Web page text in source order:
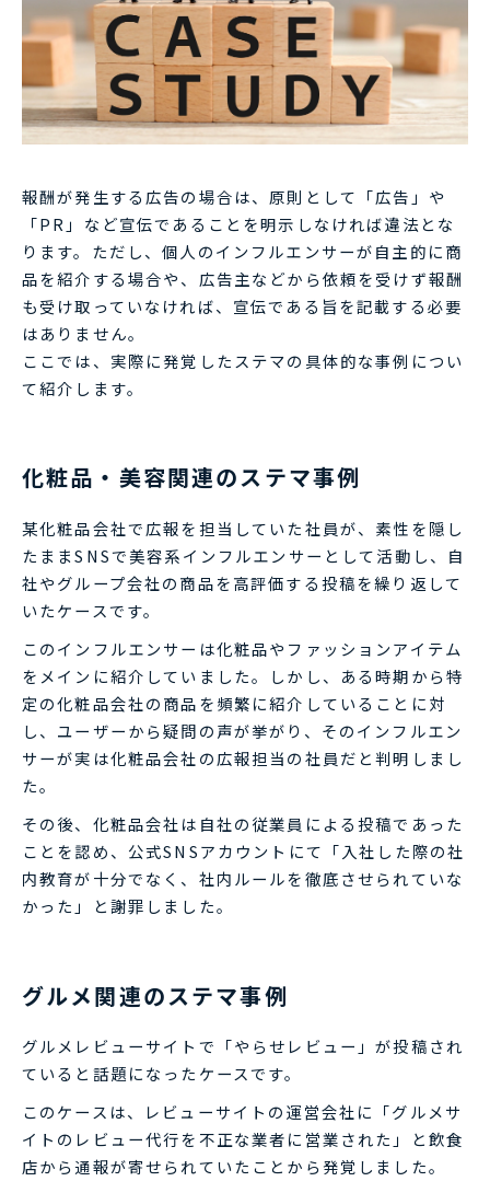
報酬が発生する広告の場合は、原則として「広告」や
「PR」など宣伝であることを明示しなければ違法とな
ります。ただし、個人のインフルエンサーが自主的に商
品を紹介する場合や、広告主などから依頼を受けず報酬
も受け取っていなければ、宣伝である旨を記載する必要
はありません。
ここでは、実際に発覚したステマの具体的な事例につい
て紹介します。
化粧品・美容関連のステマ事例
某化粧品会社で広報を担当していた社員が、素性を隠し
たままSNSで美容系インフルエンサーとして活動し、自
社やグループ会社の商品を高評価する投稿を繰り返して
いたケースです。
このインフルエンサーは化粧品やファッションアイテム
をメインに紹介していました。しかし、ある時期から特
定の化粧品会社の商品を頻繁に紹介していることに対
し、ユーザーから疑問の声が挙がり、そのインフルエン
サーが実は化粧品会社の広報担当の社員だと判明しまし
た。
その後、化粧品会社は自社の従業員による投稿であった
ことを認め、公式SNSアカウントにて「入社した際の社
内教育が十分でなく、社内ルールを徹底させられていな
かった」と謝罪しました。
グルメ関連のステマ事例
グルメレビューサイトで「やらせレビュー」が投稿され
ていると話題になったケースです。
このケースは、レビューサイトの運営会社に「グルメサ
イトのレビュー代行を不正な業者に営業された」と飲食
店から通報が寄せられていたことから発覚しました。